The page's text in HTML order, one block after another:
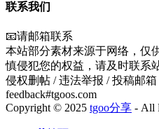
联系我们
📧请邮箱联系
本站部分素材来源于网络，仅
慎侵犯您的权益，请及时联系
侵权删帖 / 违法举报 / 投稿邮箱
feedback#tgoos.com
Copyright © 2025 tgoo分享 - All